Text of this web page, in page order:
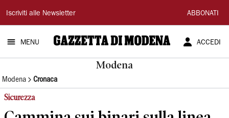
Gazzetta
di
Modena
Iscriviti alle Newsletter ABBONATI
MENU ACCEDI
Modena
Modena Cronaca
Sicurezza